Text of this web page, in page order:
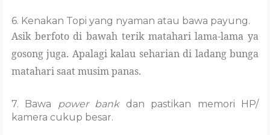
6. Kenakan Topi yang nyaman atau bawa payung.
Asik berfoto di bawah terik matahari lama-lama ya
gosong juga. Apalagi kalau seharian di ladang bunga
matahari saat musim panas.
7. Bawa power bankdan pastikan memori HP/
kamera cukup besar.